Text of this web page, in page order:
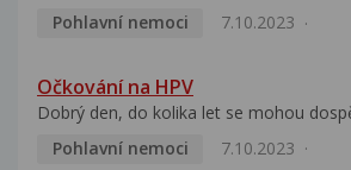
Pohlavní nemoci
7.10.2023
Očkování na HPV
Dobrý den, do kolika let se mohou
Pohlavní nemoci
7.10.2023